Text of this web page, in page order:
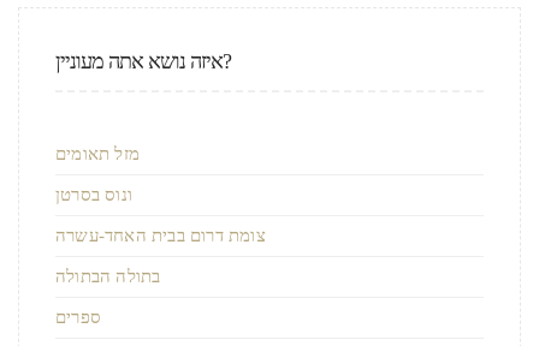
איזה נושא אתה מעוניין?
מזל תאומים
ונוס בסרטן
צומת דרום בבית האחד-עשרה
בתולה הבתולה
ספרים